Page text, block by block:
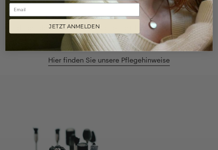
Unsere Tipps zur richtigen Schmuckpflege helfen Ihnen
dabei, den Glanz und die Schönheit Ihrer Schmuckstücke
lange zu erhalten!
Hier finden Sie unsere Pflegehinweise
Email
JETZT ANMELDEN